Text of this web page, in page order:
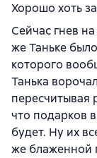
Хорошо хоть
Сейчас гнев
же Таньке
которого
Танька
что подарков
будет. Ну их
же блаженной